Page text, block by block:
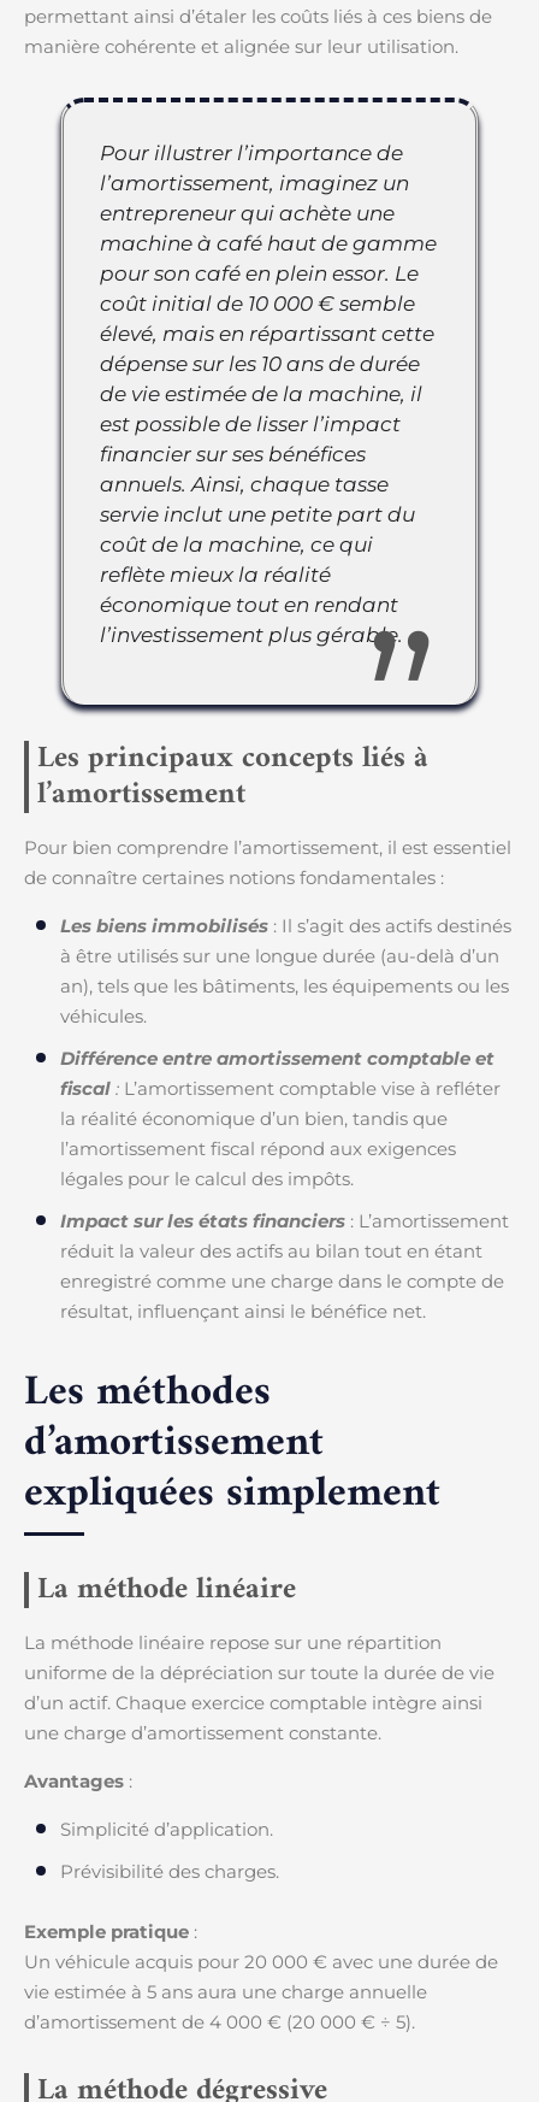
permettant ainsi d’étaler les coûts liés à ces biens de
manière cohérente et alignée sur leur utilisation.
Pour illustrer l’importance de
l’amortissement, imaginez un
entrepreneur qui achète une
machine à café haut de gamme
pour son café en plein essor. Le
coût initial de 10 000 € semble
élevé, mais en répartissant cette
dépense sur les 10 ans de durée
de vie estimée de la machine, il
est possible de lisser l’impact
financier sur ses bénéfices
annuels. Ainsi, chaque tasse
servie inclut une petite part du
coût de la machine, ce qui
reflète mieux la réalité
économique tout en rendant
l’investissement plus gérable.
Les principaux concepts liés à
l’amortissement
Pour bien comprendre l’amortissement, il est essentiel
de connaître certaines notions fondamentales :
Les biens immobilisés : Il s’agit des actifs destinés
à être utilisés sur une longue durée (au-delà d’un
an), tels que les bâtiments, les équipements ou les
véhicules.
Différence entre amortissement comptable et
fiscal : L’amortissement comptable vise à refléter
la réalité économique d’un bien, tandis que
l’amortissement fiscal répond aux exigences
légales pour le calcul des impôts.
Impact sur les états financiers : L’amortissement
réduit la valeur des actifs au bilan tout en étant
enregistré comme une charge dans le compte de
résultat, influençant ainsi le bénéfice net.
Les méthodes
d’amortissement
expliquées simplement
La méthode linéaire
La méthode linéaire repose sur une répartition
uniforme de la dépréciation sur toute la durée de vie
d’un actif. Chaque exercice comptable intègre ainsi
une charge d’amortissement constante.
Avantages :
Simplicité d’application.
Prévisibilité des charges.
Exemple pratique :
Un véhicule acquis pour 20 000 € avec une durée de
vie estimée à 5 ans aura une charge annuelle
d’amortissement de 4 000 € (20 000 € ÷ 5).